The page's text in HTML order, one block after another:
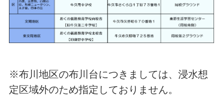
※布川地区の布川台につきましては、浸水想
定区域外のため指定しておりません。